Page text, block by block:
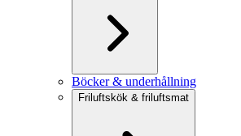
Böcker & underhållning
Friluftskök & friluftsmat